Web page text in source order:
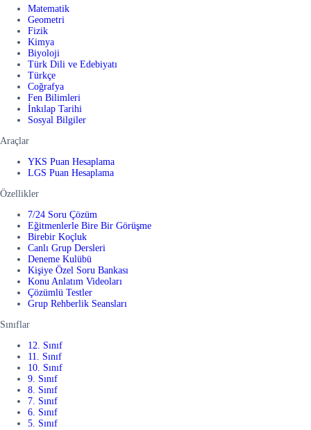
Matematik
Geometri
Fizik
Kimya
Biyoloji
Türk Dili ve Edebiyatı
Türkçe
Coğrafya
Fen Bilimleri
İnkılap Tarihi
Sosyal Bilgiler
Araçlar
YKS Puan Hesaplama
LGS Puan Hesaplama
Özellikler
7/24 Soru Çözüm
Eğitmenlerle Bire Bir Görüşme
Birebir Koçluk
Canlı Grup Dersleri
Deneme Kulübü
Kişiye Özel Soru Bankası
Konu Anlatım Videoları
Çözümlü Testler
Grup Rehberlik Seansları
Sınıflar
12. Sınıf
11. Sınıf
10. Sınıf
9. Sınıf
8. Sınıf
7. Sınıf
6. Sınıf
5. Sınıf